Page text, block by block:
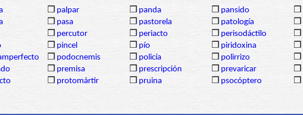
❒ palpar ❒ panda ❒ pansido ❒
❒ pasa ❒ pastorela ❒ patología ❒
❒ percutor ❒ periacto ❒ perisodáctilo ❒
❒ pincel ❒ pío ❒ piridoxina ❒
❒ podocnemis ❒ policía ❒ polirrizo ❒
❒ premisa ❒ prescripción ❒ prevaricar ❒
❒ protomártir ❒ pruina ❒ psocóptero ❒